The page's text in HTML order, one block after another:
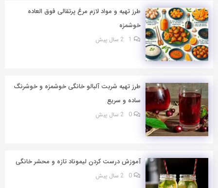
طرز تهیه و مواد لازم مرغ پرتقالی فوق العاده
خوشمزه
2 سال پیش
طرز تهیه شربت آلبالو خانگی خوشمزه و خوشرنگ
ساده و سریع
0 2 سال پیش
آموزش درست کردن لیموناد تازه و محشر خانگی
0 2 سال پیش